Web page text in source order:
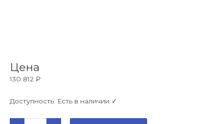
Цена
130 812 ₽
Доступность: Есть в наличии ✓
Количество